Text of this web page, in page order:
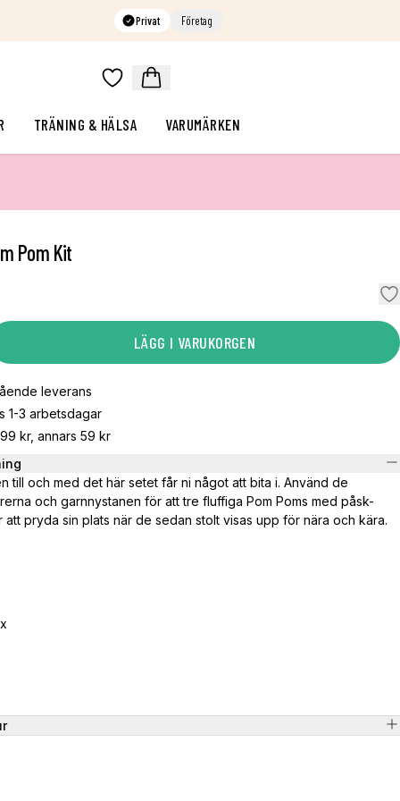
Privat Företag
TRÄNING & HÄLSA VARUMÄRKEN
Pom Kit
LÄGG I VARUKORGEN
leverans
1-3 arbetsdagar
kr, annars 59 kr
till och med det här setet får ni något att bita i. Använd de
och garnnystanen för att tre fluffiga Pom Poms med påsk-
att pryda sin plats när de sedan stolt visas upp för nära och kära.